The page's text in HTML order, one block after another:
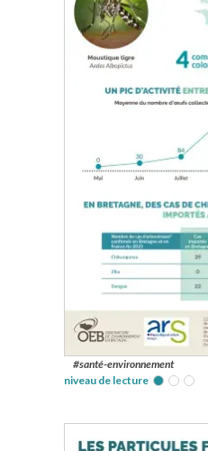
#santé-environnement
niveau de lecture